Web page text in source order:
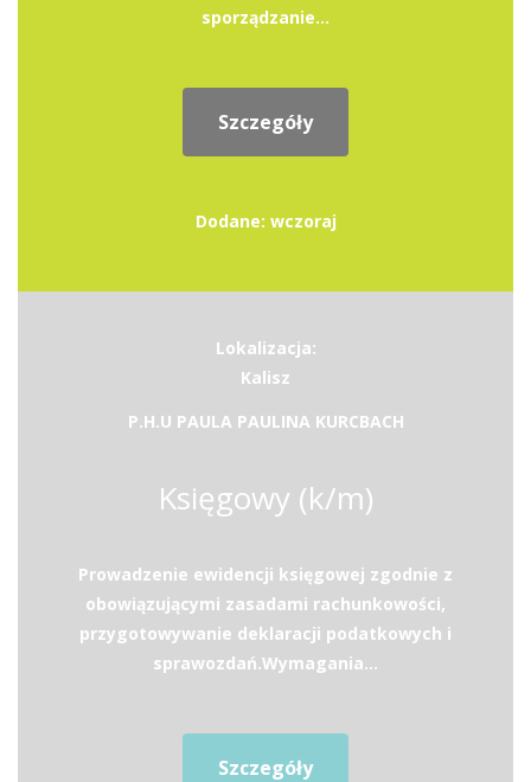
sporządzanie...
Szczegóły
Dodane: wczoraj
Lokalizacja:
Kalisz
P.H.U PAULA PAULINA KURCBACH
Księgowy (k/m)
Prowadzenie ewidencji księgowej zgodnie z
obowiązującymi zasadami rachunkowości,
przygotowywanie deklaracji podatkowych i
sprawozdań.Wymagania...
Szczegóły